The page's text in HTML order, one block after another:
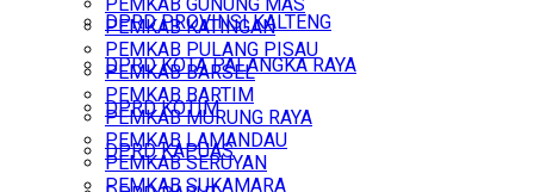
DPRD PROVINSI KALTENG
DPRD KOTA PALANGKA RAYA
DPRD KOTIM
DPRD KAPUAS
PEMKAB KATINGAN
PEMKAB PULANG PISAU
PEMKAB BARSEL
PEMKAB BARTIM
PEMKAB MURUNG RAYA
PEMKAB LAMANDAU
PEMKAB SERUYAN
PEMKAB SUKAMARA